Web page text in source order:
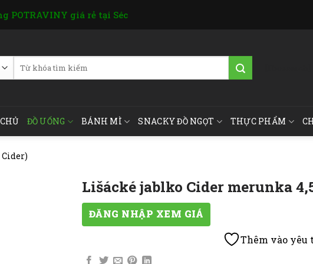
POTRAVINY giá rẻ tại Séc
kiếm:
ĐỒ UỐNG BÁNH MÌ SNACKY ĐỒ NGỌT THỰC PHẨM
Cider)
Lišácké jablko Cider merunka
ĐĂNG NHẬP XEM GIÁ
Thêm vào yêu